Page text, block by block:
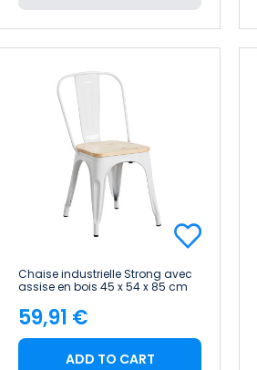
Chaise industrielle Strong avec
assise en bois 45 x 54 x 85 cm
Price
59,91 €
ADD TO CART